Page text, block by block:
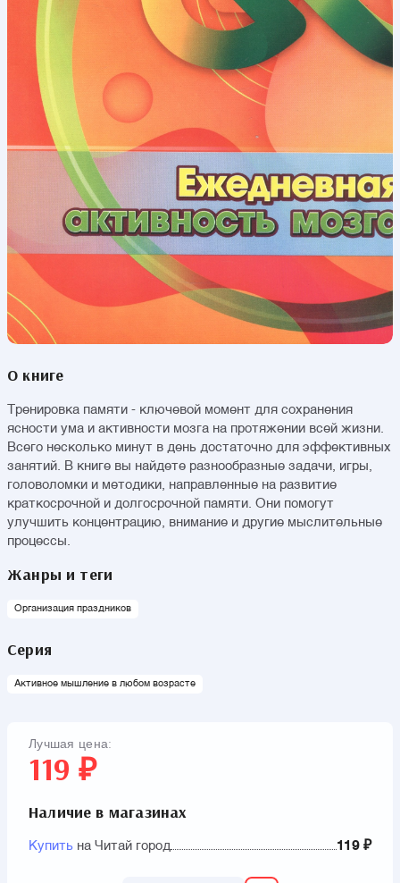
О книге
Тренировка памяти - ключевой момент для сохранения
ясности ума и активности мозга на протяжении всей жизни.
Всего несколько минут в день достаточно для эффективных
занятий. В книге вы найдете разнообразные задачи, игры,
головоломки и методики, направленные на развитие
краткосрочной и долгосрочной памяти. Они помогут
улучшить концентрацию, внимание и другие мыслительные
процессы.
Жанры и теги
Организация праздников
Серия
Активное мышление в любом возрасте
Лучшая цена:
119 ₽
Наличие в магазинах
Купить на Читай город 119 ₽